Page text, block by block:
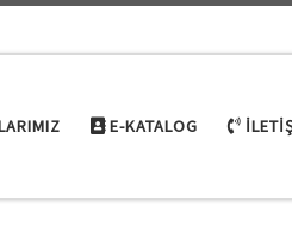
E-KATALOG